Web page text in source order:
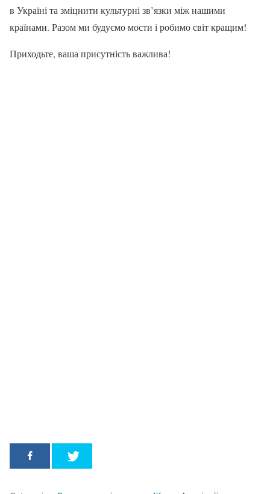
в Україні та зміцнити культурні зв’язки між нашими
країнами. Разом ми будуємо мости і робимо світ кращим!
Приходьте, ваша присутність важлива!